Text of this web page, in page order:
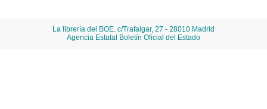
La librería del BOE. c/Trafalgar, 27 - 28010 Madrid
Agencia Estatal Boletín Oficial del Estado